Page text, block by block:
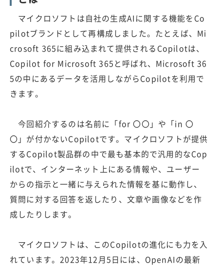
マイクロソフトは自社の生成AIに関する機能をCo
pilotブランドとして再構成しました。たとえば、Mi
crosoft 365に組み込まれて提供されるCopilotは、
Copilot for Microsoft 365と呼ばれ、Microsoft 36
5の中にあるデータを活用しながらCopilotを利用で
きます。
今回紹介するのは名前に「for 〇〇」や「in 〇
〇」が付かないCopilotです。マイクロソフトが提供
するCopilot製品群の中で最も基本的で汎用的なCop
ilotで、インターネット上にある情報や、ユーザー
からの指示と一緒に与えられた情報を基に動作し、
質問に対する回答を返したり、文章や画像などを作
成したりします。
マイクロソフトは、このCopilotの進化にも力を入
れています。2023年12月5日には、OpenAIの最新